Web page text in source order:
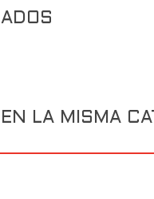
LA MISMA